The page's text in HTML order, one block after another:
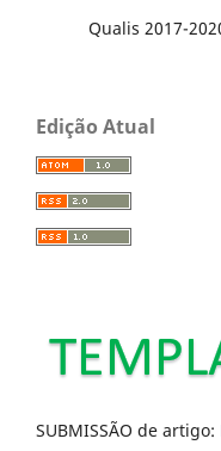
Qualis 2017-
Edição Atual
SUBMISSÃO de artigo: